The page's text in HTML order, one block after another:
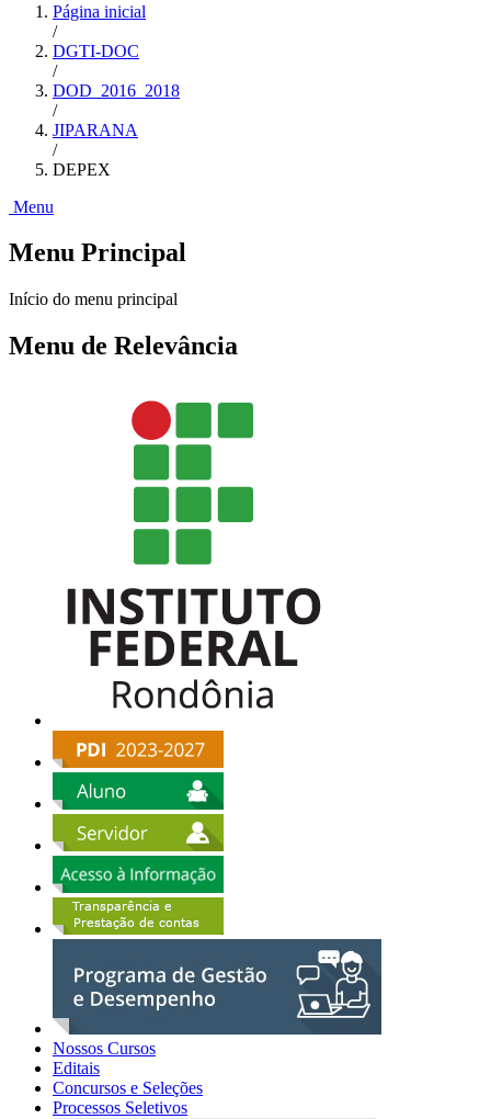
Página inicial
/
DGTI-DOC
/
DOD_2016_2018
/
JIPARANA
/
DEPEX
Menu
Menu Principal
Início do menu principal
Menu de Relevância
Nossos Cursos
Editais
Concursos e Seleções
Processos Seletivos